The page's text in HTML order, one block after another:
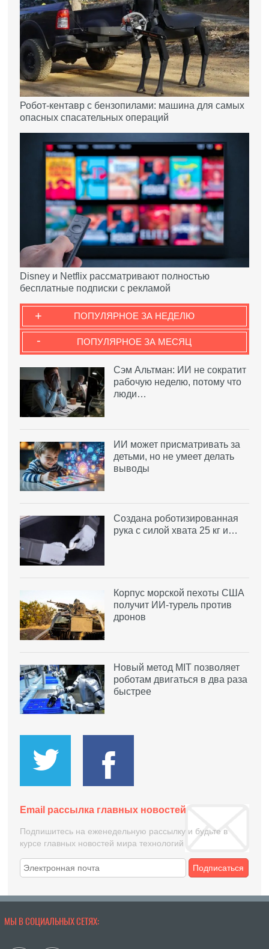
Робот-кентавр с бензопилами: машина для самых
опасных спасательных операций
Disney и Netflix рассматривают полностью
бесплатные подписки с рекламой
ПОПУЛЯРНОЕ ЗА НЕДЕЛЮ
+
ПОПУЛЯРНОЕ ЗА МЕСЯЦ
-
Сэм Альтман: ИИ не сократит
рабочую неделю, потому что
люди…
ИИ может присматривать за
детьми, но не умеет делать
выводы
Создана роботизированная
рука с силой хвата 25 кг и…
Корпус морской пехоты США
получит ИИ-турель против
дронов
Новый метод MIT позволяет
роботам двигаться в два раза
быстрее
Email рассылка главных новостей
Подпишитесь на еженедельную рассылку и будьте в
курсе главных новостей мира технологий
Подписаться
МЫ В СОЦИАЛЬНЫХ СЕТЯХ: